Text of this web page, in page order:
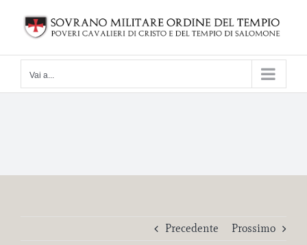
contenuto
Vai a...
Precedente Prossimo